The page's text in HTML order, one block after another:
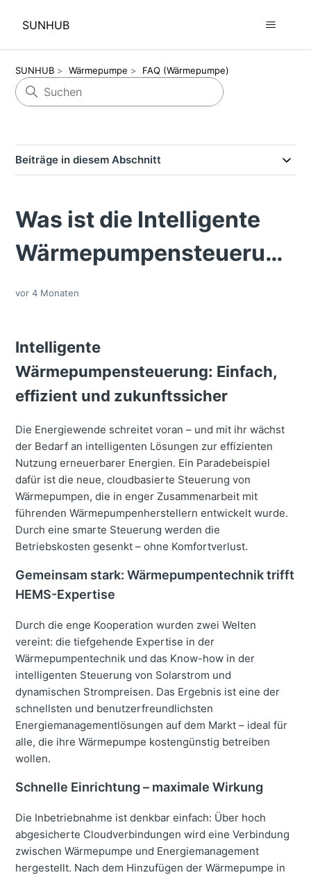
SUNHUB
SUNHUB Wärmepumpe FAQ (Wärmepumpe)
Beiträge in diesem Abschnitt
Was ist die Intelligente
Wärmepumpensteuerung?
vor 4 Monaten
Intelligente
Wärmepumpensteuerung: Einfach,
effizient und zukunftssicher
Die Energiewende schreitet voran – und mit ihr wächst
der Bedarf an intelligenten Lösungen zur effizienten
Nutzung erneuerbarer Energien. Ein Paradebeispiel
dafür ist die neue, cloudbasierte Steuerung von
Wärmepumpen, die in enger Zusammenarbeit mit
führenden Wärmepumpenherstellern entwickelt wurde.
Durch eine smarte Steuerung werden die
Betriebskosten gesenkt – ohne Komfortverlust.
Gemeinsam stark: Wärmepumpentechnik trifft
HEMS-Expertise
Durch die enge Kooperation wurden zwei Welten
vereint: die tiefgehende Expertise in der
Wärmepumpentechnik und das Know-how in der
intelligenten Steuerung von Solarstrom und
dynamischen Strompreisen. Das Ergebnis ist eine der
schnellsten und benutzerfreundlichsten
Energiemanagementlösungen auf dem Markt – ideal für
alle, die ihre Wärmepumpe kostengünstig betreiben
wollen.
Schnelle Einrichtung – maximale Wirkung
Die Inbetriebnahme ist denkbar einfach: Über hoch
abgesicherte Cloudverbindungen wird eine Verbindung
zwischen Wärmepumpe und Energiemanagement
hergestellt. Nach dem Hinzufügen der Wärmepumpe in